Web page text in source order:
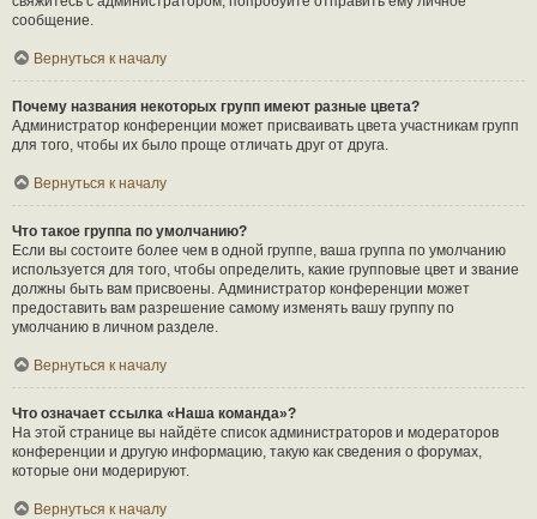
сообщение.
Вернуться к началу
Почему названия некоторых групп имеют разные цвета?
Администратор конференции может присваивать цвета участникам групп
для того, чтобы их было проще отличать друг от друга.
Вернуться к началу
Что такое группа по умолчанию?
Если вы состоите более чем в одной группе, ваша группа по умолчанию
используется для того, чтобы определить, какие групповые цвет и звание
должны быть вам присвоены. Администратор конференции может
предоставить вам разрешение самому изменять вашу группу по
умолчанию в личном разделе.
Вернуться к началу
Что означает ссылка «Наша команда»?
На этой странице вы найдёте список администраторов и модераторов
конференции и другую информацию, такую как сведения о форумах,
которые они модерируют.
Вернуться к началу